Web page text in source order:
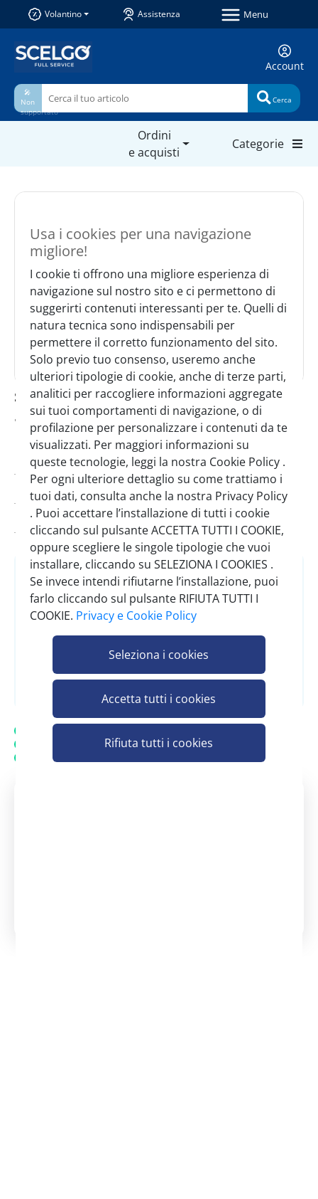
Usa i cookies per una navigazione
migliore!
I cookie ti offrono una migliore esperienza di
navigazione sul nostro sito e ci permettono di
suggerirti contenuti interessanti per te. Quelli di
natura tecnica sono indispensabili per
permettere il corretto funzionamento del sito.
Solo previo tuo consenso, useremo anche
ulteriori tipologie di cookie, anche di terze parti,
analitici per raccogliere informazioni aggregate
sui tuoi comportamenti di navigazione, o di
profilazione per personalizzare i contenuti da te
visualizzati. Per maggiori informazioni su
queste tecnologie, leggi la nostra Cookie Policy .
Per ogni ulteriore dettaglio su come trattiamo i
tuoi dati, consulta anche la nostra Privacy Policy
. Puoi accettare l’installazione di tutti i cookie
cliccando sul pulsante ACCETTA TUTTI I COOKIE,
oppure scegliere le singole tipologie che vuoi
installare, cliccando su SELEZIONA I COOKIES .
Se invece intendi rifiutarne l’installazione, puoi
farlo cliccando sul pulsante RIFIUTA TUTTI I
COOKIE. Privacy e Cookie Policy
Seleziona i cookies
Accetta tutti i cookies
Rifiuta tutti i cookies
Volantino Assistenza Menu
Account
🎤
Non
supportato
Cerca
Ordini
e acquisti
Categorie
silikomart air mat tappeto in silicone
520x315 mm
Codice: 0044700
Minimo vendita: 1
Scadenza minima: 04/05/2029
AccedioRegistrati
per vedere il prezzo
Spedizione gratuita
20.000 prodotti in assortimento
Assistenza personalizzata - Contatta un consulente